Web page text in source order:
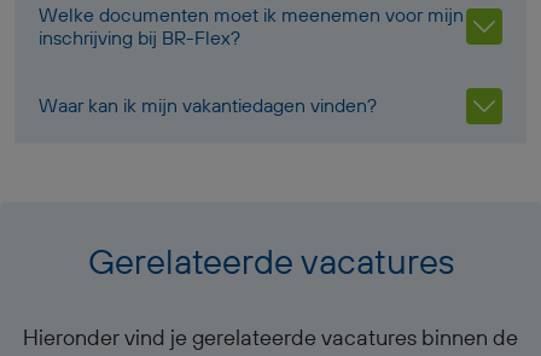
Welke documenten moet ik meenemen voor mijn
inschrijving bij BR-Flex?
Waar kan ik mijn vakantiedagen vinden?
Gerelateerde vacatures
Hieronder vind je gerelateerde vacatures binnen de